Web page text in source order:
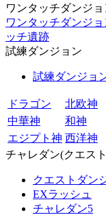
ワンタッチダンジョ
ワンタッチダンジ
ッチ遺跡
試練ダンジョン
試練ダンジョ
ドラゴン
北欧神
中華神
和神
エジプト神 西洋神
チャレダン(クエス
クエストダン
EXラッシュ
チャレダン5